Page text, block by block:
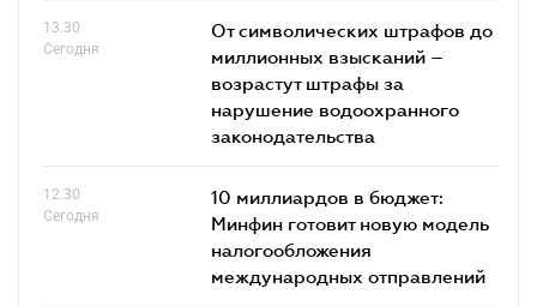
13.30
Сегодня
От символических штрафов до
миллионных взысканий –
возрастут штрафы за
нарушение водоохранного
законодательства
12.30
Сегодня
10 миллиардов в бюджет:
Минфин готовит новую модель
налогообложения
международных отправлений